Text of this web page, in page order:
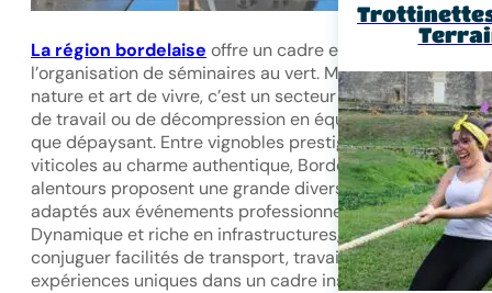
La région bordelaise offre un cadre exceptionnel pour
l’organisation de séminaires au vert. Mêlant patrimoine,
nature et art de vivre, c’est un secteur idéal pour un
de travail ou de décompression en équipe aussi raffiné
que dépaysant. Entre vignobles prestigieux, domaines
viticoles au charme authentique, Bordeaux et ses
alentours proposent une grande diversité d’espaces
adaptés aux événements professionnels de tous type.
Dynamique et riche en infrastructures, la région permet
conjuguer facilités de transport, travail en équipe et
expériences uniques dans un cadre inspirant.